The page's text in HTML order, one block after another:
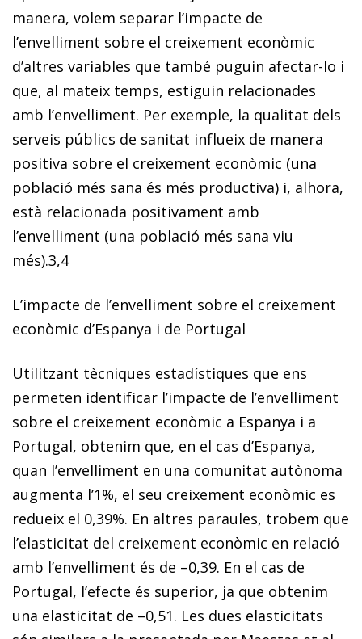
manera, volem separar l’impacte de
l’envelliment sobre el creixement econòmic
d’altres variables que també puguin afectar-lo i
que, al mateix temps, estiguin relacionades
amb l’envelliment. Per exemple, la qualitat dels
serveis públics de sanitat influeix de manera
positiva sobre el creixement econòmic (una
població més sana és més productiva) i, alhora,
està relacionada positivament amb
l’envelliment (una població més sana viu
més).3,4
L’impacte de l’envelliment sobre el creixement
econòmic d’Espanya i de Portugal
Utilitzant tècniques estadístiques que ens
permeten identificar l’impacte de l’envelliment
sobre el creixement econòmic a Espanya i a
Portugal, obtenim que, en el cas d’Espanya,
quan l’envelliment en una comunitat autònoma
augmenta l’1%, el seu creixement econòmic es
redueix el 0,39%. En altres paraules, trobem que
l’elasticitat del creixement econòmic en relació
amb l’envelliment és de –0,39. En el cas de
Portugal, l’efecte és superior, ja que obtenim
una elasticitat de –0,51. Les dues elasticitats